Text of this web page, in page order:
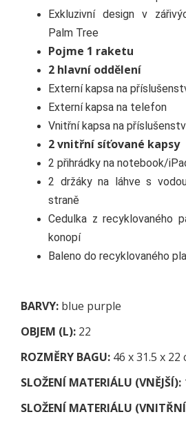
Exkluzivní design v
Palm Tree
Pojme 1 raketu
2 hlavní oddělení
Externí kapsa na
Externí kapsa na telefon
Vnitřní kapsa na
2 vnitřní síťované kapsy
2 přihrádky na notebook/
2 držáky na láhve s
straně
Cedulka z recyklovaného
konopí
Baleno do recyklovaného
BARVY: blue purple
OBJEM (L): 22
ROZMĚRY BAGU: 46 x 31.5 x 22
SLOŽENÍ MATERIÁLU (VNĚJŠÍ):
SLOŽENÍ MATERIÁLU